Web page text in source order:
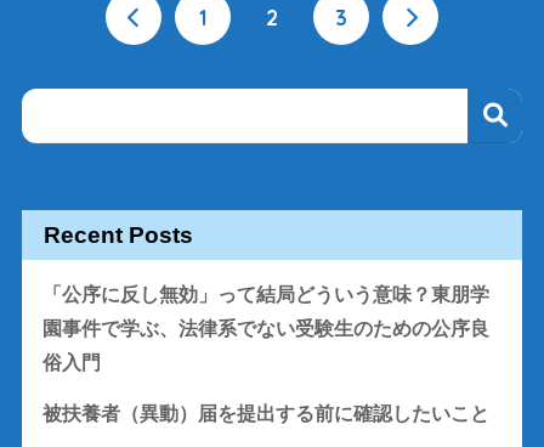
1 2 3
Recent Posts
「公序に反し無効」って結局どういう意味？東朋学
園事件で学ぶ、法律系でない受験生のための公序良
俗入門
被扶養者（異動）届を提出する前に確認したいこと